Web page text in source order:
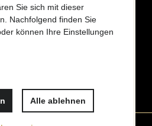
Sie uns
Sie sich mit dieser
Nachfolgend finden Sie
können Ihre Einstellungen
Alle ablehnen